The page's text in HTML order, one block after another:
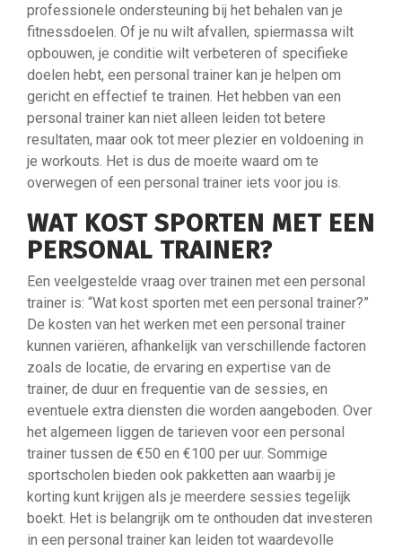
professionele ondersteuning bij het behalen van je
fitnessdoelen. Of je nu wilt afvallen, spiermassa wilt
opbouwen, je conditie wilt verbeteren of specifieke
doelen hebt, een personal trainer kan je helpen om
gericht en effectief te trainen. Het hebben van een
personal trainer kan niet alleen leiden tot betere
resultaten, maar ook tot meer plezier en voldoening in
je workouts. Het is dus de moeite waard om te
overwegen of een personal trainer iets voor jou is.
WAT KOST SPORTEN MET EEN
PERSONAL TRAINER?
Een veelgestelde vraag over trainen met een personal
trainer is: “Wat kost sporten met een personal trainer?”
De kosten van het werken met een personal trainer
kunnen variëren, afhankelijk van verschillende factoren
zoals de locatie, de ervaring en expertise van de
trainer, de duur en frequentie van de sessies, en
eventuele extra diensten die worden aangeboden. Over
het algemeen liggen de tarieven voor een personal
trainer tussen de €50 en €100 per uur. Sommige
sportscholen bieden ook pakketten aan waarbij je
korting kunt krijgen als je meerdere sessies tegelijk
boekt. Het is belangrijk om te onthouden dat investeren
in een personal trainer kan leiden tot waardevolle